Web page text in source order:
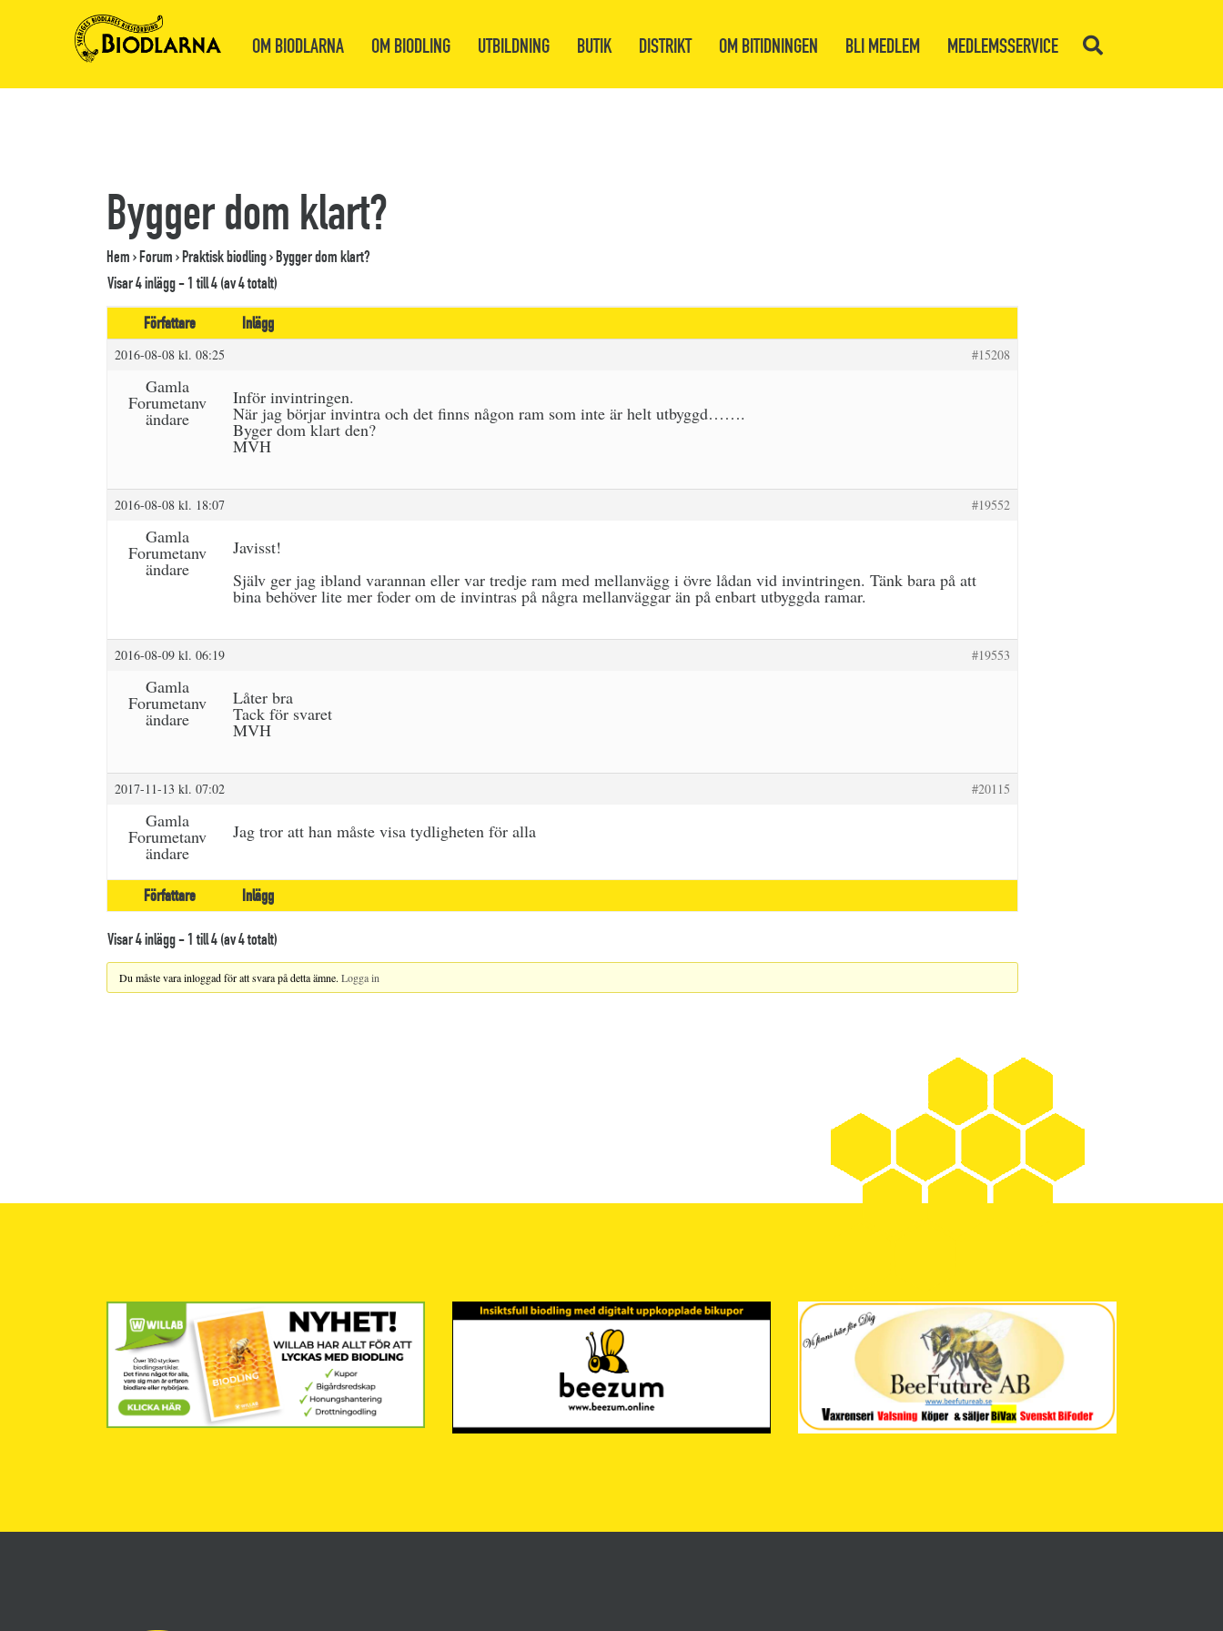
OM BIODLARNA OM BIODLING UTBILDNING BUTIK DISTRIKT OM BITIDNINGEN BLI MEDLEM MEDLEMSSERVICE
Bygger dom klart?
Hem›Forum›Praktisk biodling›Bygger dom klart?
Visar 4 inlägg - 1 till 4 (av 4 totalt)
Författare
Inlägg
2016-08-08 kl. 08:25 #15208
Gamla
Forumetanv
ändare
Inför invintringen.
När jag börjar invintra och det finns någon ram som inte är helt utbyggd…….
Byger dom klart den?
MVH
2016-08-08 kl. 18:07 #19552
Gamla
Forumetanv
ändare
Javisst!
Själv ger jag ibland varannan eller var tredje ram med mellanvägg i övre lådan vid invintringen. Tänk bara på att
bina behöver lite mer foder om de invintras på några mellanväggar än på enbart utbyggda ramar.
2016-08-09 kl. 06:19 #19553
Gamla
Forumetanv
ändare
Låter bra
Tack för svaret
MVH
2017-11-13 kl. 07:02 #20115
Gamla
Forumetanv
ändare
Jag tror att han måste visa tydligheten för alla
Författare Inlägg
Visar 4 inlägg - 1 till 4 (av 4 totalt)
Du måste vara inloggad för att svara på detta ämne. Logga in